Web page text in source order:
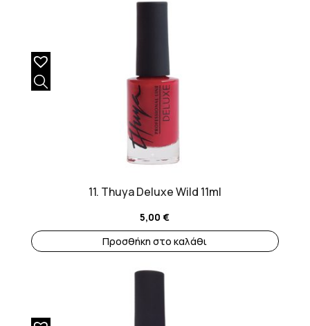
11. Thuya Deluxe Wild 11ml
5,00€
Προσθήκη στο καλάθι